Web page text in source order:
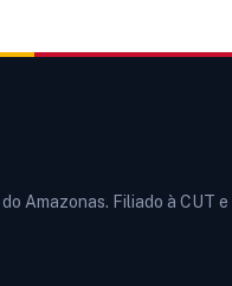
Amazonas. Filiado à CUT e